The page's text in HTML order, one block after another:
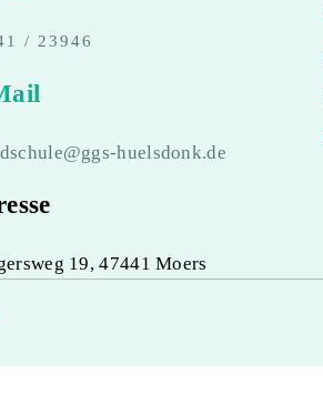
/ 23946
huelsdonk.de
19, 47441 Moers